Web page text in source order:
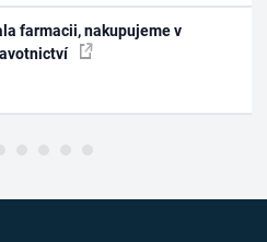
farmacii, nakupujeme v